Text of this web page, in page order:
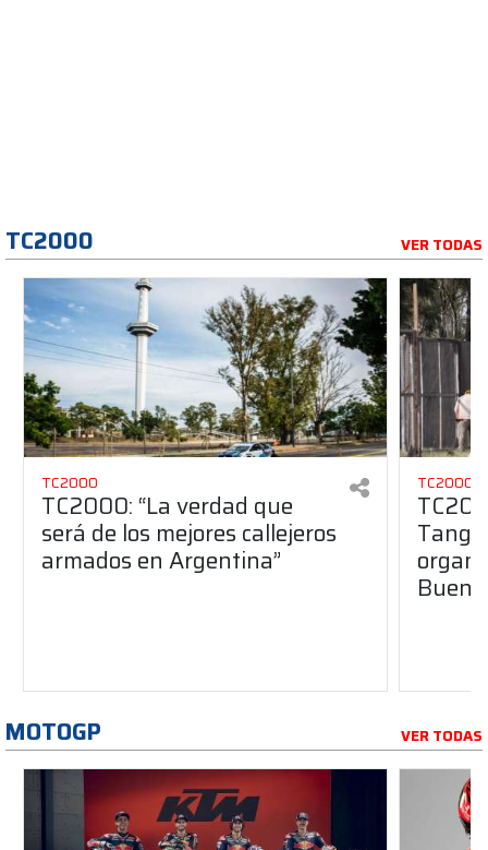
TC2000 VER TODAS
TC2000
TC2000: “La verdad que
será de los mejores callejeros
armados en Argentina”
TC2000
MOTOGP VER TODAS